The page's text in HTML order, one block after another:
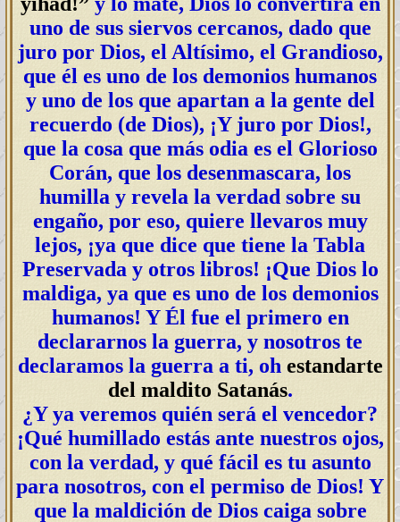
uno de sus siervos cercanos, dado que
juro por Dios, el Altísimo, el Grandioso,
que él es uno de los demonios humanos
y uno de los que apartan a la gente del
recuerdo (de Dios), ¡Y juro por Dios!,
que la cosa que más odia es el Glorioso
Corán, que los desenmascara, los
humilla y revela la verdad sobre su
engaño, por eso, quiere llevaros muy
lejos, ¡ya que dice que tiene la Tabla
Preservada y otros libros! ¡Que Dios lo
maldiga, ya que es uno de los demonios
humanos! Y Él fue el primero en
declararnos la guerra, y nosotros te
declaramos la guerra a ti, oh estandarte
del maldito Satanás.
¿Y ya veremos quién será el vencedor?
¡Qué humillado estás ante nuestros ojos,
con la verdad, y qué fácil es tu asunto
para nosotros, con el permiso de Dios! Y
que la maldición de Dios caiga sobre